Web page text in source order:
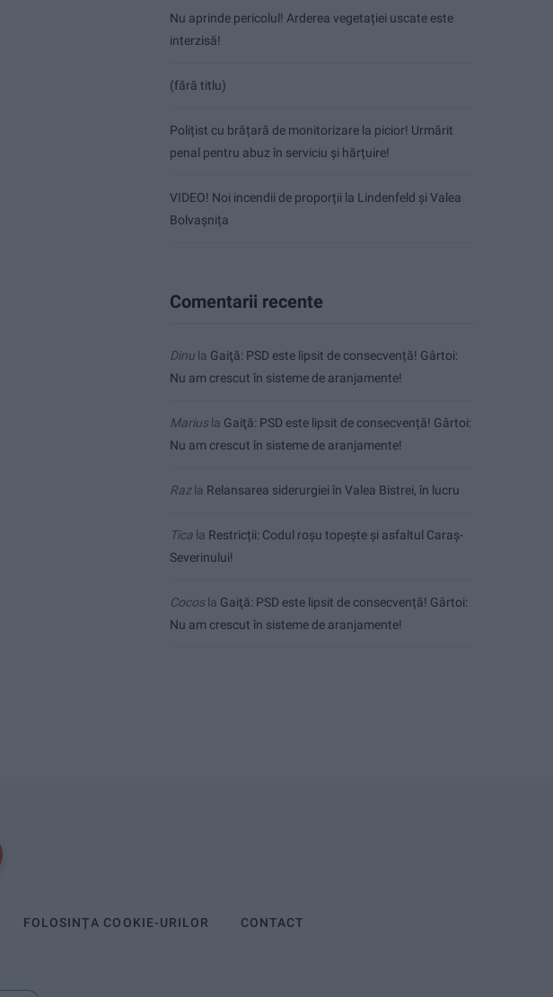
Nu aprinde pericolul! Arderea vegetației uscate este
interzisă!
(fără titlu)
Polițist cu brățară de monitorizare la picior! Urmărit
penal pentru abuz în serviciu și hărțuire!
VIDEO! Noi incendii de proporții la Lindenfeld și Valea
Bolvașnița
Comentarii recente
Dinu la Gaiţă: PSD este lipsit de consecvență! Gârtoi:
Nu am crescut în sisteme de aranjamente!
Mariusla Gaiţă: PSD este lipsit de consecvență! Gârtoi:
Nu am crescut în sisteme de aranjamente!
Razla Relansarea siderurgiei în Valea Bistrei, în lucru
Tica la Restricții: Codul roșu topește și asfaltul Caraș-
Severinului!
Cocosla Gaiţă: PSD este lipsit de consecvență! Gârtoi:
Nu am crescut în sisteme de aranjamente!
FOLOSINȚA COOKIE-URILOR CONTACT